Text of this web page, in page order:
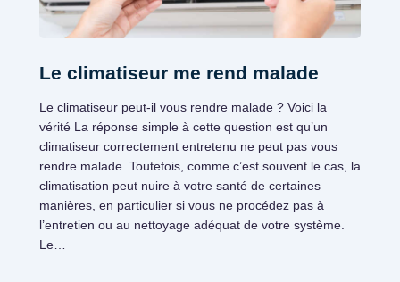
Le climatiseur me rend malade
Le climatiseur peut-il vous rendre malade ? Voici la
vérité La réponse simple à cette question est qu’un
climatiseur correctement entretenu ne peut pas vous
rendre malade. Toutefois, comme c’est souvent le cas, la
climatisation peut nuire à votre santé de certaines
manières, en particulier si vous ne procédez pas à
l’entretien ou au nettoyage adéquat de votre système.
Le…